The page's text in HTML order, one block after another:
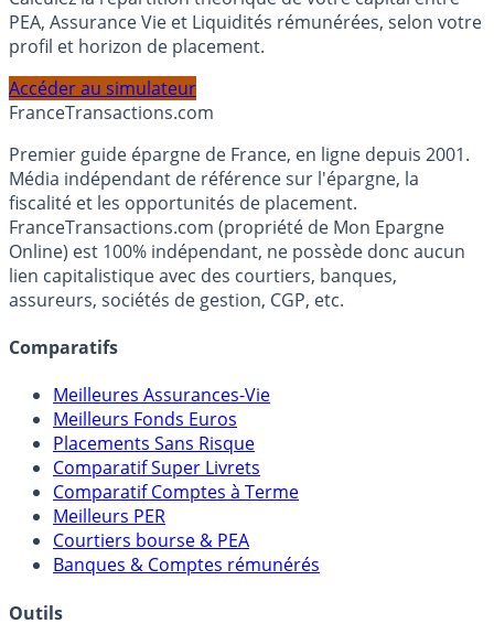
Calculez la répartition théorique de votre capital entre
PEA, Assurance Vie et Liquidités rémunérées, selon votre
profil et horizon de placement.
Accéder au simulateur
FranceTransactions.com
Premier guide épargne de France, en ligne depuis 2001.
Média indépendant de référence sur l'épargne, la
fiscalité et les opportunités de placement.
FranceTransactions.com (propriété de Mon Epargne
Online) est 100% indépendant, ne possède donc aucun
lien capitalistique avec des courtiers, banques,
Meilleures Assurances-Vie
Meilleurs Fonds Euros
Placements Sans Risque
Comparatif Super Livrets
Comparatif Comptes à Terme
Meilleurs PER
Courtiers bourse & PEA